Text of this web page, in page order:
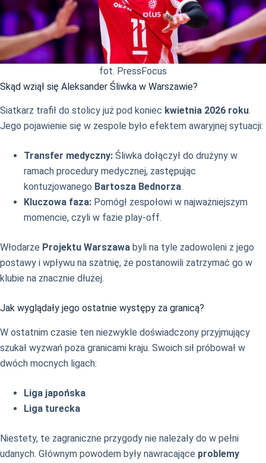
fot. PressFocus
Skąd wziął się Aleksander Śliwka w Warszawie?
Siatkarz trafił do stolicy już pod koniec kwietnia 2026 roku.
Jego pojawienie się w zespole było efektem awaryjnej sytuacji:
Transfer medyczny: Śliwka dołączył do drużyny w
ramach procedury medycznej, zastępując
kontuzjowanego Bartosza Bednorza.
Kluczowa faza: Pomógł zespołowi w najważniejszym
momencie, czyli w fazie play-off.
Włodarze Projektu Warszawa byli na tyle zadowoleni z jego
postawy i wpływu na szatnię, że postanowili zatrzymać go w
klubie na znacznie dłużej.
Jak wyglądały jego ostatnie występy za granicą?
W ostatnim czasie ten niezwykle doświadczony przyjmujący
szukał wyzwań poza granicami kraju. Swoich sił próbował w
dwóch mocnych ligach:
Liga japońska
Liga turecka
Niestety, te zagraniczne przygody nie należały do w pełni
udanych. Głównym powodem były nawracające problemy